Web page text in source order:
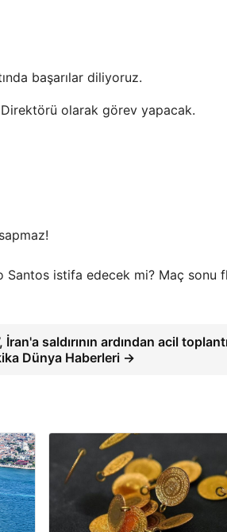
başarılar diliyoruz.
Direktörü olarak görev yapacak.
Santos istifa edecek mi? Maç sonu
saldırının ardından acil
Dünya Haberleri →